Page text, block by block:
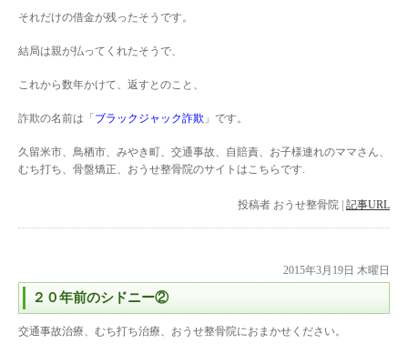
それだけの借金が残ったそうです。
結局は親が払ってくれたそうで、
これから数年かけて、返すとのこと、
詐欺の名前は「ブラックジャック詐欺 」です。
久留米市、鳥栖市、みやき町、交通事故、自賠責、お子様連れのママさん、
むち打ち、骨盤矯正、おうせ整骨院のサイトはこちらです.
投稿者 おうせ整骨院 | 記事URL
2015年3月19日 木曜日
２０年前のシドニー②
交通事故治療、むち打ち治療、おうせ整骨院におまかせください。